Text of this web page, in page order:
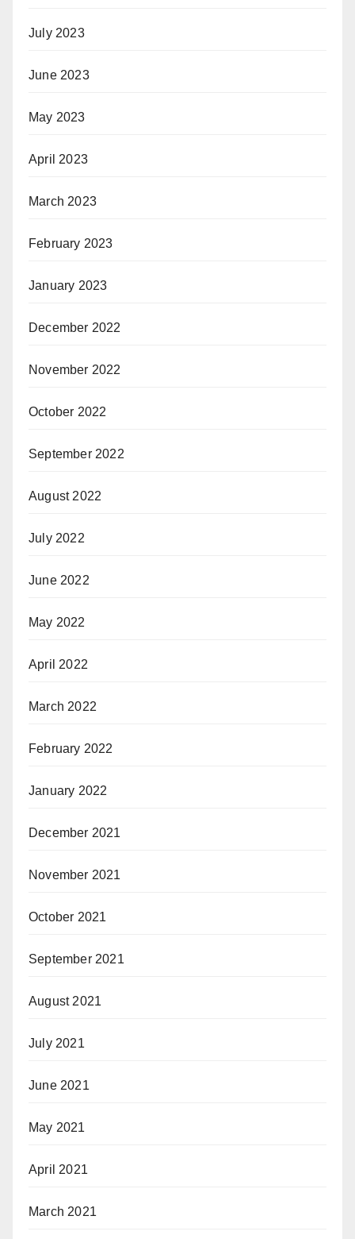
July 2023
June 2023
May 2023
April 2023
March 2023
February 2023
January 2023
December 2022
November 2022
October 2022
September 2022
August 2022
July 2022
June 2022
May 2022
April 2022
March 2022
February 2022
January 2022
December 2021
November 2021
October 2021
September 2021
August 2021
July 2021
June 2021
May 2021
April 2021
March 2021